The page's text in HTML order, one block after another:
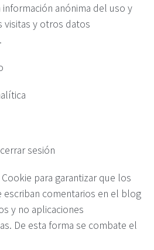
anónima del uso y
visitas y otros datos
sesión
para garantizar que los
escriban comentarios en el blog
y no aplicaciones
De esta forma se combate el